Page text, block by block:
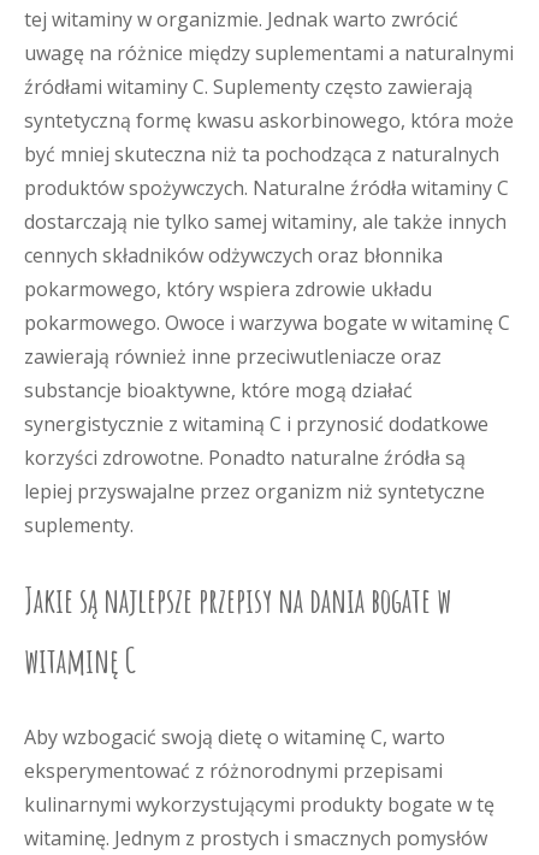
tej witaminy w organizmie. Jednak warto zwrócić
uwagę na różnice między suplementami a naturalnymi
źródłami witaminy C. Suplementy często zawierają
syntetyczną formę kwasu askorbinowego, która może
być mniej skuteczna niż ta pochodząca z naturalnych
produktów spożywczych. Naturalne źródła witaminy C
dostarczają nie tylko samej witaminy, ale także innych
cennych składników odżywczych oraz błonnika
pokarmowego, który wspiera zdrowie układu
pokarmowego. Owoce i warzywa bogate w witaminę C
zawierają również inne przeciwutleniacze oraz
substancje bioaktywne, które mogą działać
synergistycznie z witaminą C i przynosić dodatkowe
korzyści zdrowotne. Ponadto naturalne źródła są
lepiej przyswajalne przez organizm niż syntetyczne
suplementy.
Jakie są najlepsze przepisy na dania bogate w
witaminę C
Aby wzbogacić swoją dietę o witaminę C, warto
eksperymentować z różnorodnymi przepisami
kulinarnymi wykorzystującymi produkty bogate w tę
witaminę. Jednym z prostych i smacznych pomysłów